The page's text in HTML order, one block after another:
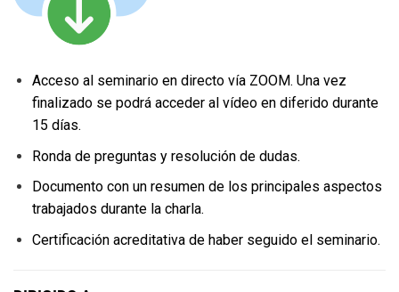
Acceso al seminario en directo vía ZOOM. Una vez
finalizado se podrá acceder al vídeo en diferido durante
15 días.
Ronda de preguntas y resolución de dudas.
Documento con un resumen de los principales aspectos
trabajados durante la charla.
Certificación acreditativa de haber seguido el seminario.